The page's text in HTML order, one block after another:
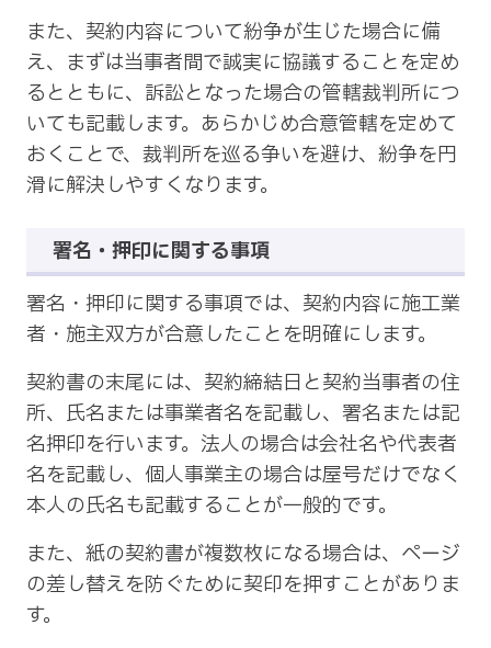
また、契約内容について紛争が生じた場合に備
え、まずは当事者間で誠実に協議することを定め
るとともに、訴訟となった場合の管轄裁判所につ
いても記載します。あらかじめ合意管轄を定めて
おくことで、裁判所を巡る争いを避け、紛争を円
滑に解決しやすくなります。
署名・押印に関する事項
署名・押印に関する事項では、契約内容に施工業
者・施主双方が合意したことを明確にします。
契約書の末尾には、契約締結日と契約当事者の住
所、氏名または事業者名を記載し、署名または記
名押印を行います。法人の場合は会社名や代表者
名を記載し、個人事業主の場合は屋号だけでなく
本人の氏名も記載することが一般的です。
また、紙の契約書が複数枚になる場合は、ページ
の差し替えを防ぐために契印を押すことがありま
す。